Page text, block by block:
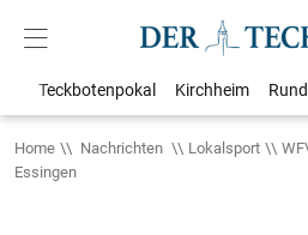
Teckbotenpokal Kirchheim
Home Nachrichten Lokalsport
Essingen